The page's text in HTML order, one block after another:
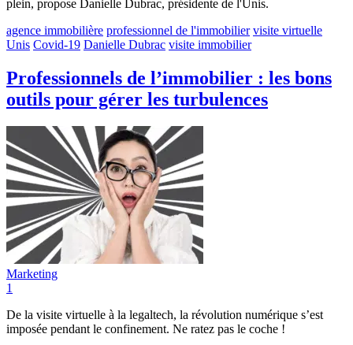
plein, propose Danielle Dubrac, présidente de l'Unis.
agence immobilière professionnel de l'immobilier visite virtuelle
Unis Covid-19 Danielle Dubrac visite immobilier
Professionnels de l’immobilier : les bons
outils pour gérer les turbulences
Marketing
1
De la visite virtuelle à la legaltech, la révolution numérique s’est
imposée pendant le confinement. Ne ratez pas le coche !